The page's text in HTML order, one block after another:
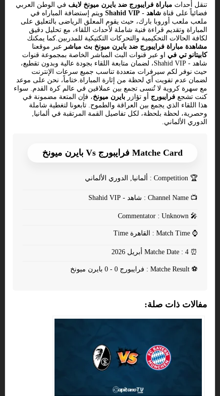
تنقل أحداث مباراة فرايبورج ضد بايرن ميونخ لايف في الوطن العربي
فضائياً على قناة شاهد - Shahid VIP
ويتم إستضافة المباراه في
ملعب ملعب أوروبا بارك، حيث يقوم المعلق الرياضى بالتعليق على
المباراة وتقديم قراءة فنية شاملة لأحداث اللقاء، مع تحليل دقيق
لكافة الحالات التحكيمية والتحركات التكتيكية للمدربين.كما يمكنك
مشاهدة مباراة فرايبورج ضد بايرن ميونخ بث مباشر عبر موقعنا
كابيتانو تي في او عبر قنوات البث المباشر الخاصة بمجموعة قنوات
شاهد - Shahid VIP، لضمان متابعة اللقاء بجودة عالية وبدون تقطيع،
حيث نوفر لكم سيرفرات متعددة تناسب جميع سرعات الإنترنت
لضمان عدم تفويت أي لحظة من إثارة المباراة.ختاماً، نحن على موعد
مع سهرة كروية لا تُنسى تجمع بين عملاقين في عالم كرة القدم. سواء
كنت تشجع فرايبورج أو تؤازر بايرن ميونخ، فإن المتعة مضمونة في
هذا اللقاء الذي يجمع بين العراقة والطموح. تابعونا لتغطية شاملة
وحصرية، لحظة بلحظة، لكل تفاصيل القمة المرتقبة في ألمانيا,
الدوري الألماني.
Matche Card فرايبورج Vs بايرن ميونخ
🏆
📺
🎤
⌚
⏰
⚽
مفالات ذات صلة: